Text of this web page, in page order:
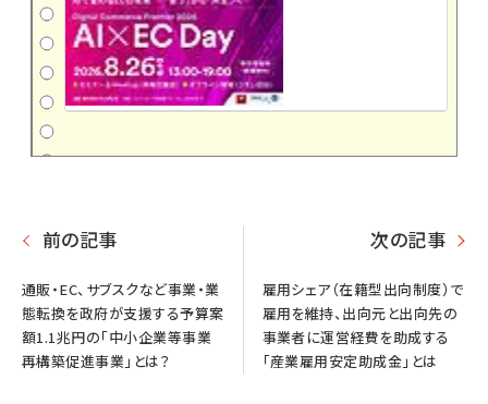
前の記事
通販・EC、サブスクなど事業・業
態転換を政府が支援する予算案
額1.1兆円の「中小企業等事業
再構築促進事業」とは？
次の記事
雇用シェア（在籍型出向制度）で
雇用を維持、出向元と出向先の
事業者に運営経費を助成する
「産業雇用安定助成金」とは